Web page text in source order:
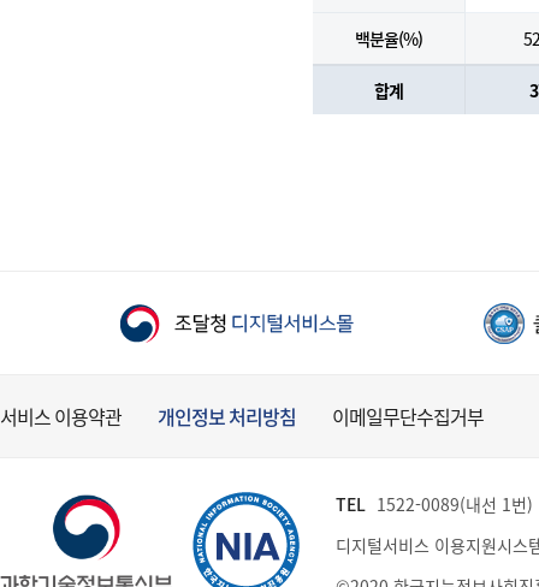
백분율(%)
합계
서비스 이용약관 개인정보 처리방침 이메일무단수집거부
TEL 1522-0089(내선 1번
디지털서비스 이용지원시스